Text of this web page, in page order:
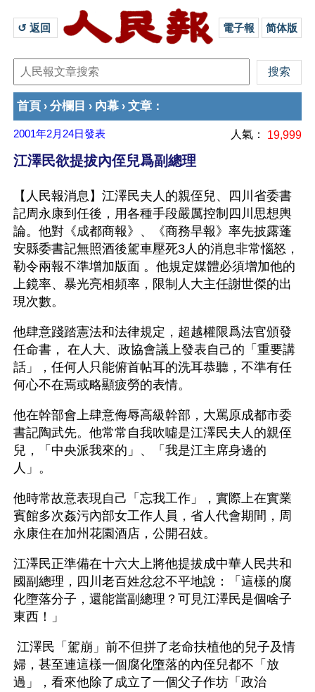
↺ 返回 電子報 简体版
首頁 › 分欄目 › 內幕 › 文章 ：
2001年2月24日發表 人氣： 19,999
江澤民欲提拔內侄兒爲副總理
【人民報消息】江澤民夫人的親侄兒、四川省委書
記周永康到任後，用各種手段嚴厲控制四川思想輿
論。他對《成都商報》、《商務早報》率先披露蓬
安縣委書記無照酒後駕車壓死3人的消息非常惱怒，
勒令兩報不準增加版面 。他規定媒體必須增加他的
上鏡率、暴光亮相頻率，限制人大主任謝世傑的出
現次數。
他肆意踐踏憲法和法律規定，超越權限爲法官頒發
任命書， 在人大、政協會議上發表自己的「重要講
話」，任何人只能俯首帖耳的洗耳恭聽，不準有任
何心不在焉或略顯疲勞的表情。
他在幹部會上肆意侮辱高級幹部，大罵原成都市委
書記陶武先。他常常自我吹噓是江澤民夫人的親侄
兒，「中央派我來的」、「我是江主席身邊的
人」。
他時常故意表現自己「忘我工作」，實際上在實業
賓館多次姦污內部女工作人員，省人代會期間，周
永康住在加州花園酒店，公開召妓。
江澤民正準備在十六大上將他提拔成中華人民共和
國副總理，四川老百姓忿忿不平地說：「這樣的腐
化墮落分子，還能當副總理？可見江澤民是個啥子
東西！」
婦，甚至連這樣一個腐化墮落的內侄兒都不「放
過」，看來他除了成立了一個父子作坊「政治